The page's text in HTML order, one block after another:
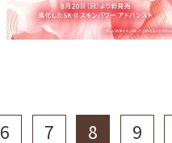
6 7 8 9